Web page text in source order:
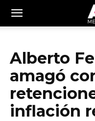
Alberto
amagó
inflación